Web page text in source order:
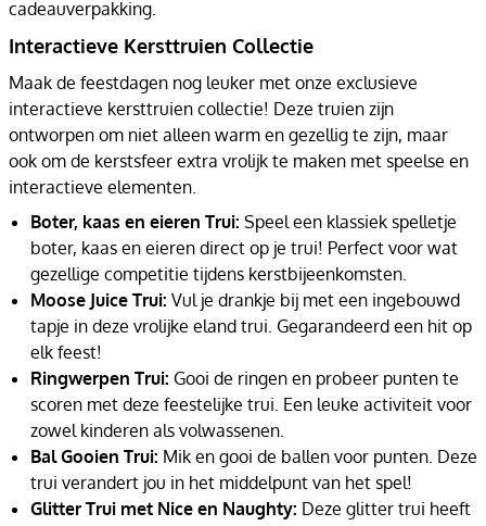
cadeauverpakking.
Interactieve Kersttruien Collectie
Maak de feestdagen nog leuker met onze exclusieve
interactieve kersttruien collectie! Deze truien zijn
ontworpen om niet alleen warm en gezellig te zijn, maar
ook om de kerstsfeer extra vrolijk te maken met speelse en
interactieve elementen.
Boter, kaas en eieren Trui: Speel een klassiek spelletje
boter, kaas en eieren direct op je trui! Perfect voor wat
gezellige competitie tijdens kerstbijeenkomsten.
Moose Juice Trui: Vul je drankje bij met een ingebouwd
tapje in deze vrolijke eland trui. Gegarandeerd een hit op
elk feest!
Ringwerpen Trui: Gooi de ringen en probeer punten te
scoren met deze feestelijke trui. Een leuke activiteit voor
zowel kinderen als volwassenen.
Bal Gooien Trui: Mik en gooi de ballen voor punten. Deze
trui verandert jou in het middelpunt van het spel!
Glitter Trui met Nice en Naughty: Deze glitter trui heeft